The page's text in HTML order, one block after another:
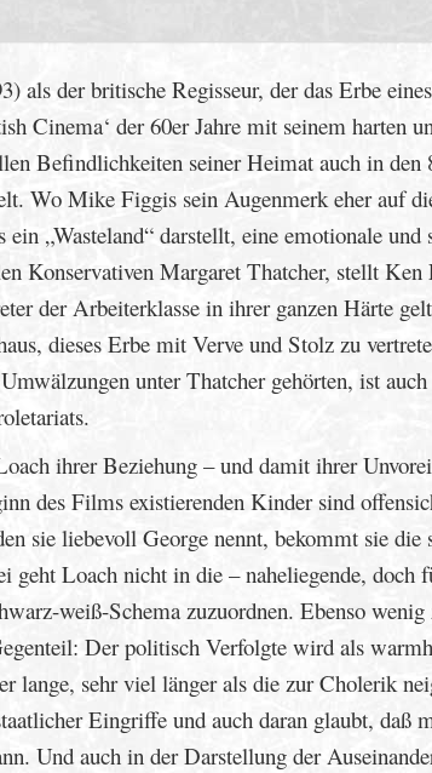
als der britische Regisseur, der das Erbe
Cinema‘ der 60er Jahre mit seinem harten
Befindlichkeiten seiner Heimat auch in den
Wo Mike Figgis sein Augenmerk eher auf
„Wasteland“ darstellt, eine emotionale und
Konservativen Margaret Thatcher, stellt
der Arbeiterklasse in ihrer ganzen Härte
dieses Erbe mit Verve und Stolz zu
unter Thatcher gehörten, ist
ihrer Beziehung – und damit ihrer
des Films existierenden Kinder sind
sie liebevoll George nennt, bekommt sie die
geht Loach nicht in die – naheliegende, doch
weiß-Schema zuzuordnen. Ebenso wenig
Der politisch Verfolgte wird als
lange, sehr viel länger als die zur Cholerik
Eingriffe und auch daran glaubt, daß
Und auch in der Darstellung der